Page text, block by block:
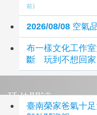
前)
2026/08/08 空氣
布一樣文化工作
斷 玩到不想回家
延伸閱讀
臺南榮家爸氣十